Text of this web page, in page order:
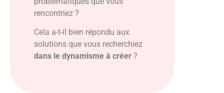
rencontriez ?
Cela a-t-il bien répondu aux
solutions que vous recherchiez
dans le dynamisme à créer ?